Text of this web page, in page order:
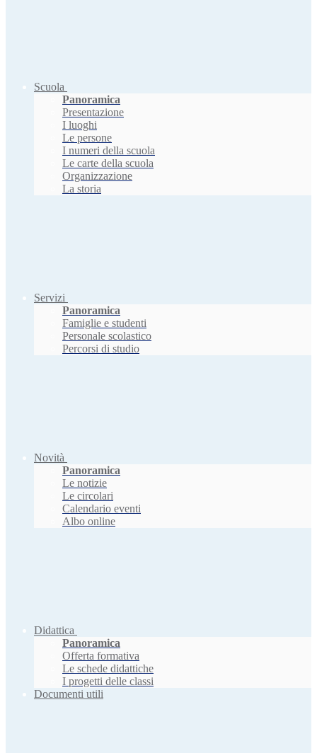
Scuola
Panoramica
Presentazione
I luoghi
Le persone
I numeri della scuola
Le carte della scuola
Organizzazione
La storia
Servizi
Panoramica
Famiglie e studenti
Personale scolastico
Percorsi di studio
Novità
Panoramica
Le notizie
Le circolari
Calendario eventi
Albo online
Didattica
Panoramica
Offerta formativa
Le schede didattiche
I progetti delle classi
Documenti utili